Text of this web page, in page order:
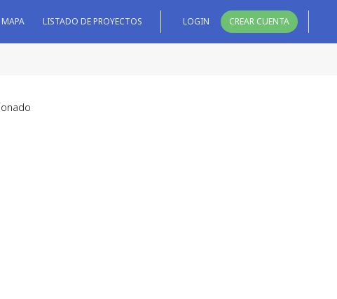
MAPA LISTADO DE PROYECTOS LOGIN CREAR CUENTA